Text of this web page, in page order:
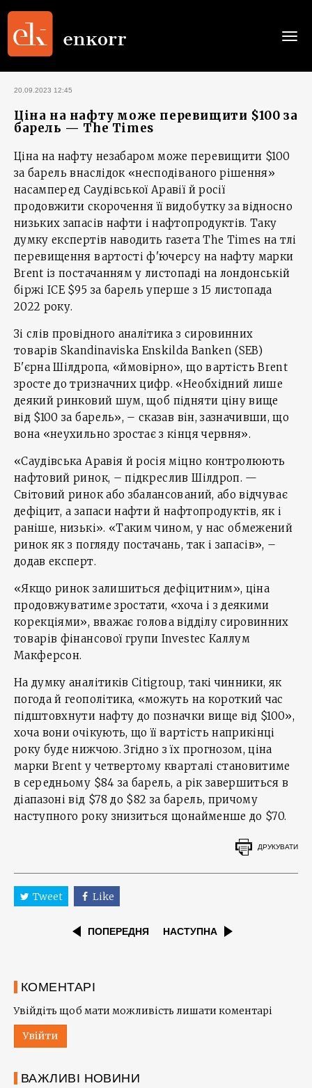
20.09.2023 12:45
Ціна на нафту може перевищити $100 за
барель — The Times
Ціна на нафту незабаром може перевищити $100
за барель внаслідок «несподіваного рішення»
насамперед Саудівської Аравії й росії
продовжити скорочення її видобутку за відносно
низьких запасів нафти і нафтопродуктів. Таку
думку експертів наводить газета The Times на тлі
перевищення вартості ф'ючерсу на нафту марки
Brent із постачанням у листопаді на лондонській
біржі ICE $95 за барель уперше з 15 листопада
2022 року.
Зі слів провідного аналітика з сировинних
товарів Skandinaviska Enskilda Banken (SEB)
Б'єрна Шілдропа, «ймовірно», що вартість Brent
зросте до тризначних цифр. «Необхідний лише
деякий ринковий шум, щоб підняти ціну вище
від $100 за барель», – сказав він, зазначивши, що
вона «неухильно зростає з кінця червня».
«Саудівська Аравія й росія міцно контролюють
нафтовий ринок, – підкреслив Шілдроп. —
Світовий ринок або збалансований, або відчуває
дефіцит, а запаси нафти й нафтопродуктів, як і
раніше, низькі». «Таким чином, у нас обмежений
ринок як з погляду постачань, так і запасів», –
додав експерт.
«Якщо ринок залишиться дефіцитним», ціна
продовжуватиме зростати, «хоча і з деякими
корекціями», вважає голова відділу сировинних
товарів фінансової групи Investec Каллум
Макферсон.
На думку аналітиків Citigroup, такі чинники, як
погода й геополітика, «можуть на короткий час
підштовхнути нафту до позначки вище від $100»,
хоча вони очікують, що її вартість наприкінці
року буде нижчою. Згідно з їх прогнозом, ціна
марки Brent у четвертому кварталі становитиме
в середньому $84 за барель, а рік завершиться в
діапазоні від $78 до $82 за барель, причому
наступного року знизиться щонайменше до $70.
ДРУКУВАТИ
Tweet Like
ПОПЕРЕДНЯ НАСТУПНА
КОМЕНТАРІ
Увійдіть щоб мати можливість лишати коментарі
Увійти
ВАЖЛИВІ НОВИНИ